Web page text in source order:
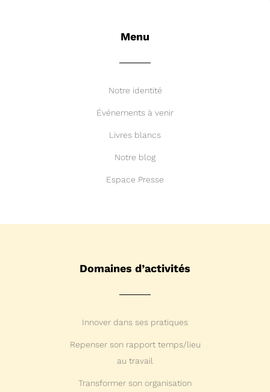
Menu
Notre identité
Événements à venir
Livres blancs
Notre blog
Espace Presse
Domaines d’activités
Innover dans ses pratiques
Repenser son rapport temps/lieu
au travail
Transformer son organisation